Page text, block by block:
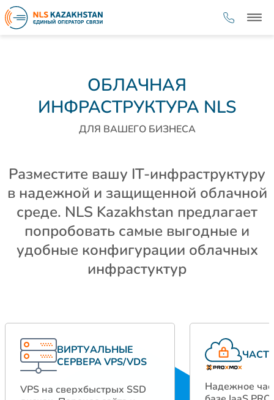
ОБЛАЧНАЯ
ИНФРАСТРУКТУРА NLS
ДЛЯ ВАШЕГО БИЗНЕСА
Разместите вашу IT-инфраструктуру
в надежной и защищенной облачной
среде. NLS Kazakhstan предлагает
попробовать самые выгодные и
удобные конфигурации облачных
инфрастуктур
ВИРТУАЛЬНЫЕ
СЕРВЕРА VPS/VDS
VPS на сверхбыстрых SSD
Надежное